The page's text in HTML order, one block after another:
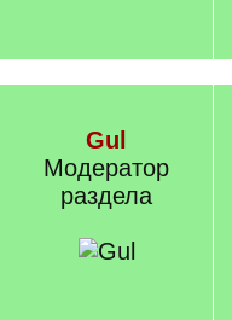
Gul
Модератор
раздела